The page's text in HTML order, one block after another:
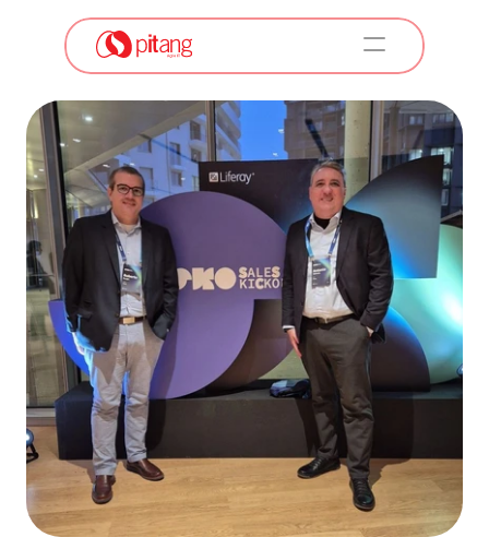
Serviços
Soluções Pitang
Empresas e Unidades de Negócios
LABS
Carreiras
Conteúdos